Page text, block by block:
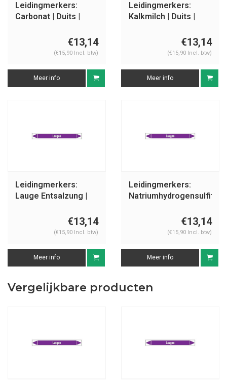
Leidingmerkers:
Carbonat | Duits |
€13,14
(€15,90 Incl. btw)
Meer info
Leidingmerkers:
Kalkmilch | Duits |
€13,14
(€15,90 Incl. btw)
Meer info
Leidingmerkers:
Lauge Entsalzung |
€13,14
(€15,90 Incl. btw)
Meer info
Leidingmerkers:
Natriumhydrogensulfit
€13,14
(€15,90 Incl. btw)
Meer info
Vergelijkbare producten